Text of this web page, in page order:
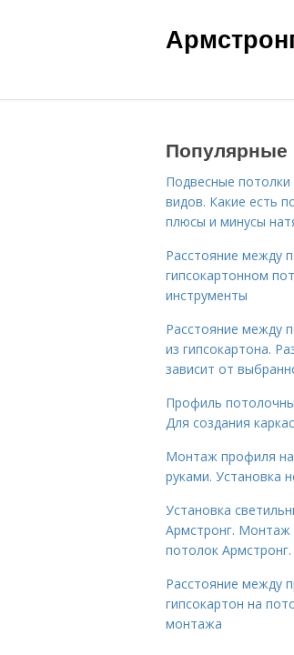
Популярные
Подвесные
видов. Какие есть
плюсы и минусы
Расстояние между
гипсокартонном
инструменты
Расстояние между
из гипсокартона.
зависит от
Профиль
Для создания
Монтаж профиля
руками. Установка
Установка
Армстронг. Монтаж
потолок Армстронг.
Расстояние между
гипсокартон на
монтажа